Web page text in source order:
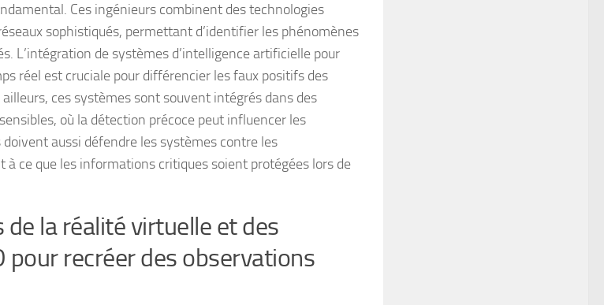
Ces ingénieurs combinent des technologies
sophistiqués, permettant d’identifier les phénomènes
L’intégration de systèmes d’intelligence artificielle pour
réel est cruciale pour différencier les faux positifs des
ces systèmes sont souvent intégrés dans des
où la détection précoce peut influencer les
aussi défendre les systèmes contre les
à ce que les informations critiques soient protégées lors de
la réalité virtuelle et des
pour recréer des observations